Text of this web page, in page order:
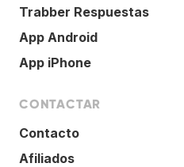
Trabber Respuestas
App Android
App iPhone
CONTACTAR
Contacto
Afiliados